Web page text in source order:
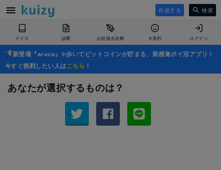
作成する 検索
クイズ 診断 お絵描き診断 大喜利 ログイン
新登場『aruco』✨歩いてビットコインが貯まる、新感覚ポイ活アプリ！
今すぐ挑戦したい人はこちら ！
あなたが選択するものは？